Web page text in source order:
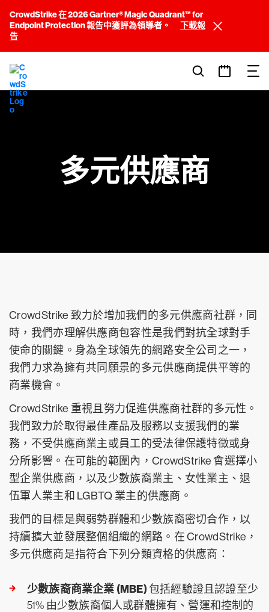
CrowdStrike 在 2026 Gartner® Magic Quadrant™ for
Endpoint Protection 報告中獲評為領導者。
下載報
告
多元供應商
CrowdStrike 致力於增加我們的多元供應商社群，同
時，我們亦理解供應商包容性是我們對抗全球對手
使命的關鍵。身為全球領先的網路安全公司之一，
我們力求為擁有共同願景的多元供應商提供平等的
商業機會。
CrowdStrike 重視且努力促進供應商社群的多元性。
我們致力於取得最佳產品及服務以支援我們的業
務，不受供應商業主或員工的受法律保護特徵或身
分所影響。在可能的範圍內，CrowdStrike 會選擇小
型企業供應商，以及少數族裔業主、女性業主、退
伍軍人業主和 LGBTQ 業主的供應商。
我們的目標是與弱勢群體和少數族裔密切合作，以
持續擴大並發展整個組織的網路。在 CrowdStrike，
多元供應商是指符合下列分類資格的供應商：
少數族裔商業企業 (MBE) 包括經驗證且認證至少
51% 由少數族裔個人或群體擁有、營運和控制的